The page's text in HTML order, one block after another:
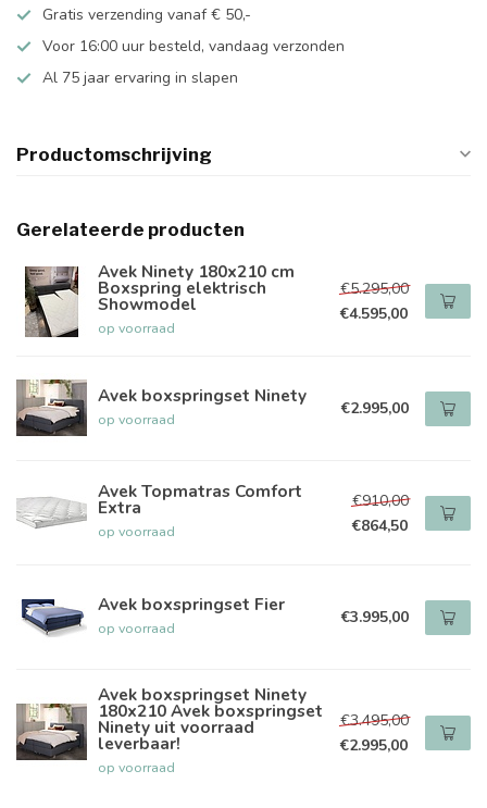
Gratis verzending vanaf € 50,-
Voor 16:00 uur besteld, vandaag verzonden
Al 75 jaar ervaring in slapen
Productomschrijving
Gerelateerde producten
Avek Ninety 180x210 cm
Boxspring elektrisch
Showmodel
op voorraad
€5.295,00
€4.595,00
Avek boxspringset Ninety
op voorraad €2.995,00
Avek Topmatras Comfort
Extra
op voorraad
€910,00
€864,50
Avek boxspringset Fier
op voorraad €3.995,00
Avek boxspringset Ninety
180x210 Avek boxspringset
Ninety uit voorraad
leverbaar!
op voorraad
€3.495,00
€2.995,00